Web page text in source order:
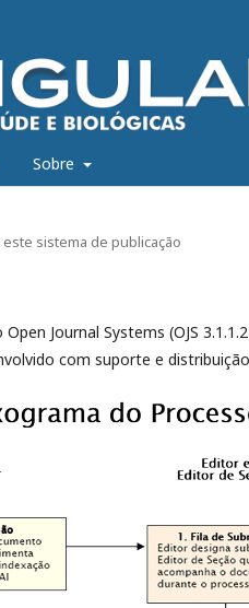
Sobre
sistema de publicação
Open Journal Systems (OJS
com suporte e